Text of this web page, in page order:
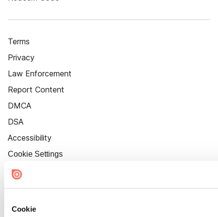
Cookie
Terms
Privacy
Law Enforcement
Report Content
DMCA
DSA
Accessibility
Cookie Settings